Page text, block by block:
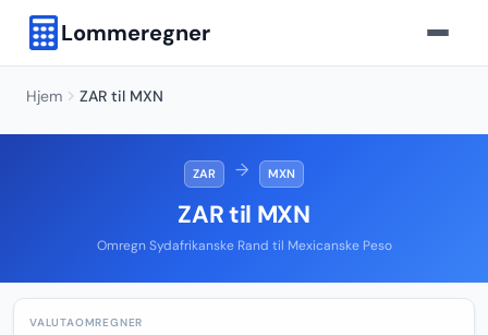
Lommeregner
Hjem ZAR til MXN
ZAR → MXN
ZAR til MXN
Omregn Sydafrikanske Rand til Mexicanske Peso
VALUTAOMREGNER